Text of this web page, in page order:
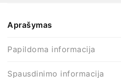
Aprašymas
Papildoma informacija
Spausdinimo informacija